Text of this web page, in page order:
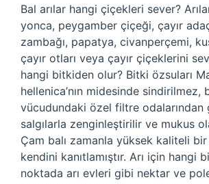
Bal arılar hangi çiçekleri sever?
yonca, peygamber çiçeği, çayır
zambağı, papatya, civanperçemi,
çayır otları veya çayır çiçeklerini
hangi bitkiden olur? Bitki özsuları
hellenica’nın midesinde sindirilmez,
vücudundaki özel filtre odalarından
salgılarla zenginleştirilir ve mukus
Çam balı zamanla yüksek kaliteli
kendini kanıtlamıştır. Arı için hangi
noktada arı evleri gibi nektar ve